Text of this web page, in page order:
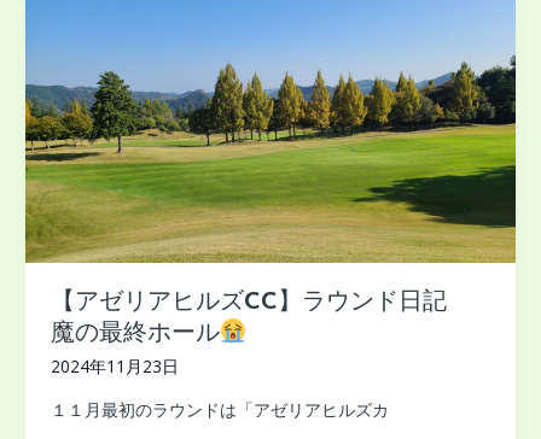
【アゼリアヒルズCC】ラウンド日記
魔の最終ホール
2024年11月23日
１１月最初のラウンドは「アゼリアヒルズカ